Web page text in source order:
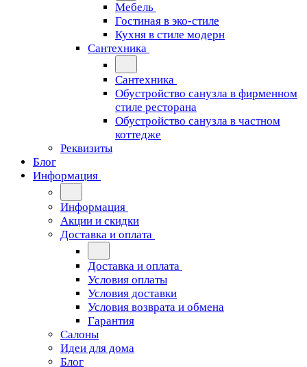
Мебель
Гостиная в эко-стиле
Кухня в стиле модерн
Сантехника
Сантехника
Обустройство санузла в фирменном
стиле ресторана
Обустройство санузла в частном
коттедже
Реквизиты
Блог
Информация
Информация
Акции и скидки
Доставка и оплата
Доставка и оплата
Условия оплаты
Условия доставки
Условия возврата и обмена
Гарантия
Салоны
Идеи для дома
Блог